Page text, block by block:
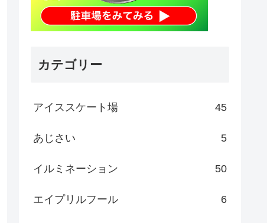
カテゴリー
アイススケート場 45
あじさい 5
イルミネーション 50
エイプリルフール 6